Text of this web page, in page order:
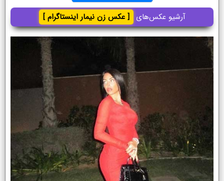
آرشیو عکس‌های [ عکس زن نیمار اینستاگرام ]